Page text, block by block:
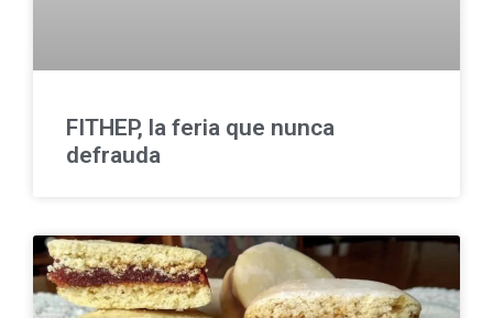
FITHEP, la feria que nunca
defrauda